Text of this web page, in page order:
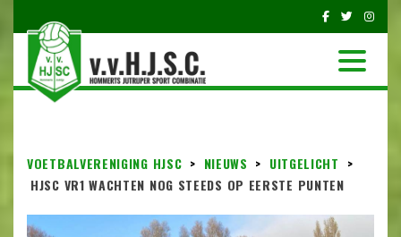
VOETBALVERENIGING HJSC > NIEUWS > UITGELICHT >
HJSC VR1 WACHTEN NOG STEEDS OP EERSTE PUNTEN